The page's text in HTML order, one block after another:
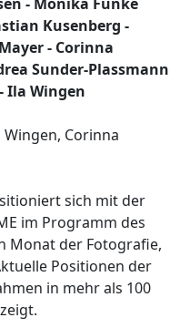
Kusenberg -
- Corinna
Sunder-Plassmann
Ila Wingen
Corinna
sich mit der
im Programm des
Monat der Fotografie,
Positionen der
in mehr als 100